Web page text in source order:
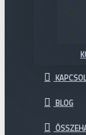
BLOG